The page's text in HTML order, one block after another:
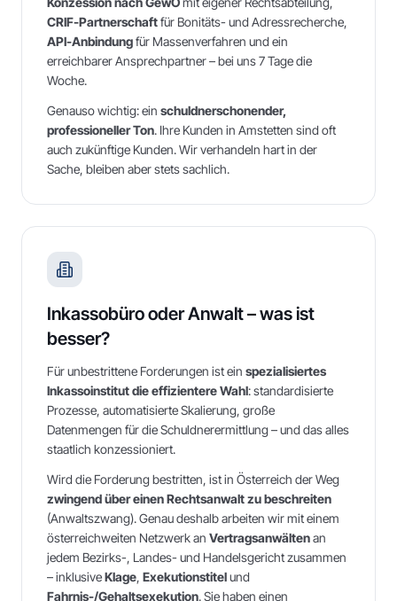
CRIF-Partnerschaftfür Bonitäts- und Adressrecherche,
API-Anbindungfür Massenverfahren und ein
erreichbarer Ansprechpartner – bei uns 7 Tage die
Woche.
Genauso wichtig: ein schuldnerschonender,
professioneller Ton. Ihre Kunden in Amstetten sind oft
auch zukünftige Kunden. Wir verhandeln hart in der
Sache, bleiben aber stets sachlich.
Inkassobüro oder Anwalt – was ist
besser?
Für unbestrittene Forderungen ist ein spezialisiertes
Inkassoinstitut die effizientere Wahl: standardisierte
Prozesse, automatisierte Skalierung, große
Datenmengen für die Schuldnerermittlung – und das alles
staatlich konzessioniert.
Wird die Forderung bestritten, ist in Österreich der Weg
zwingend über einen Rechtsanwalt zu beschreiten
(Anwaltszwang). Genau deshalb arbeiten wir mit einem
österreichweiten Netzwerk an Vertragsanwältenan
jedem Bezirks-, Landes- und Handelsgericht zusammen
– inklusiveKlage, Exekutionstitelund
Fahrnis-/Gehaltsexekution. Sie haben einen